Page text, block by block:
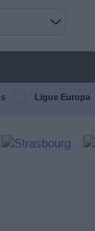
Ligue Europa